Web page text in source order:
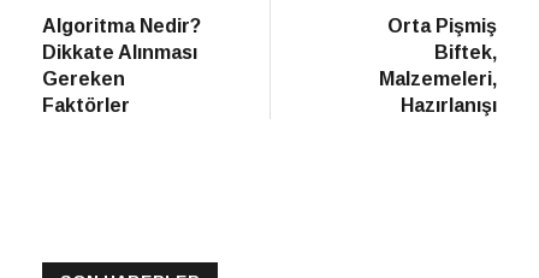
gezinmesi
haber
Algoritma Nedir?
Dikkate Alınması
Gereken
Faktörler
Orta Pişmiş
Biftek,
Malzemeleri,
Hazırlanışı